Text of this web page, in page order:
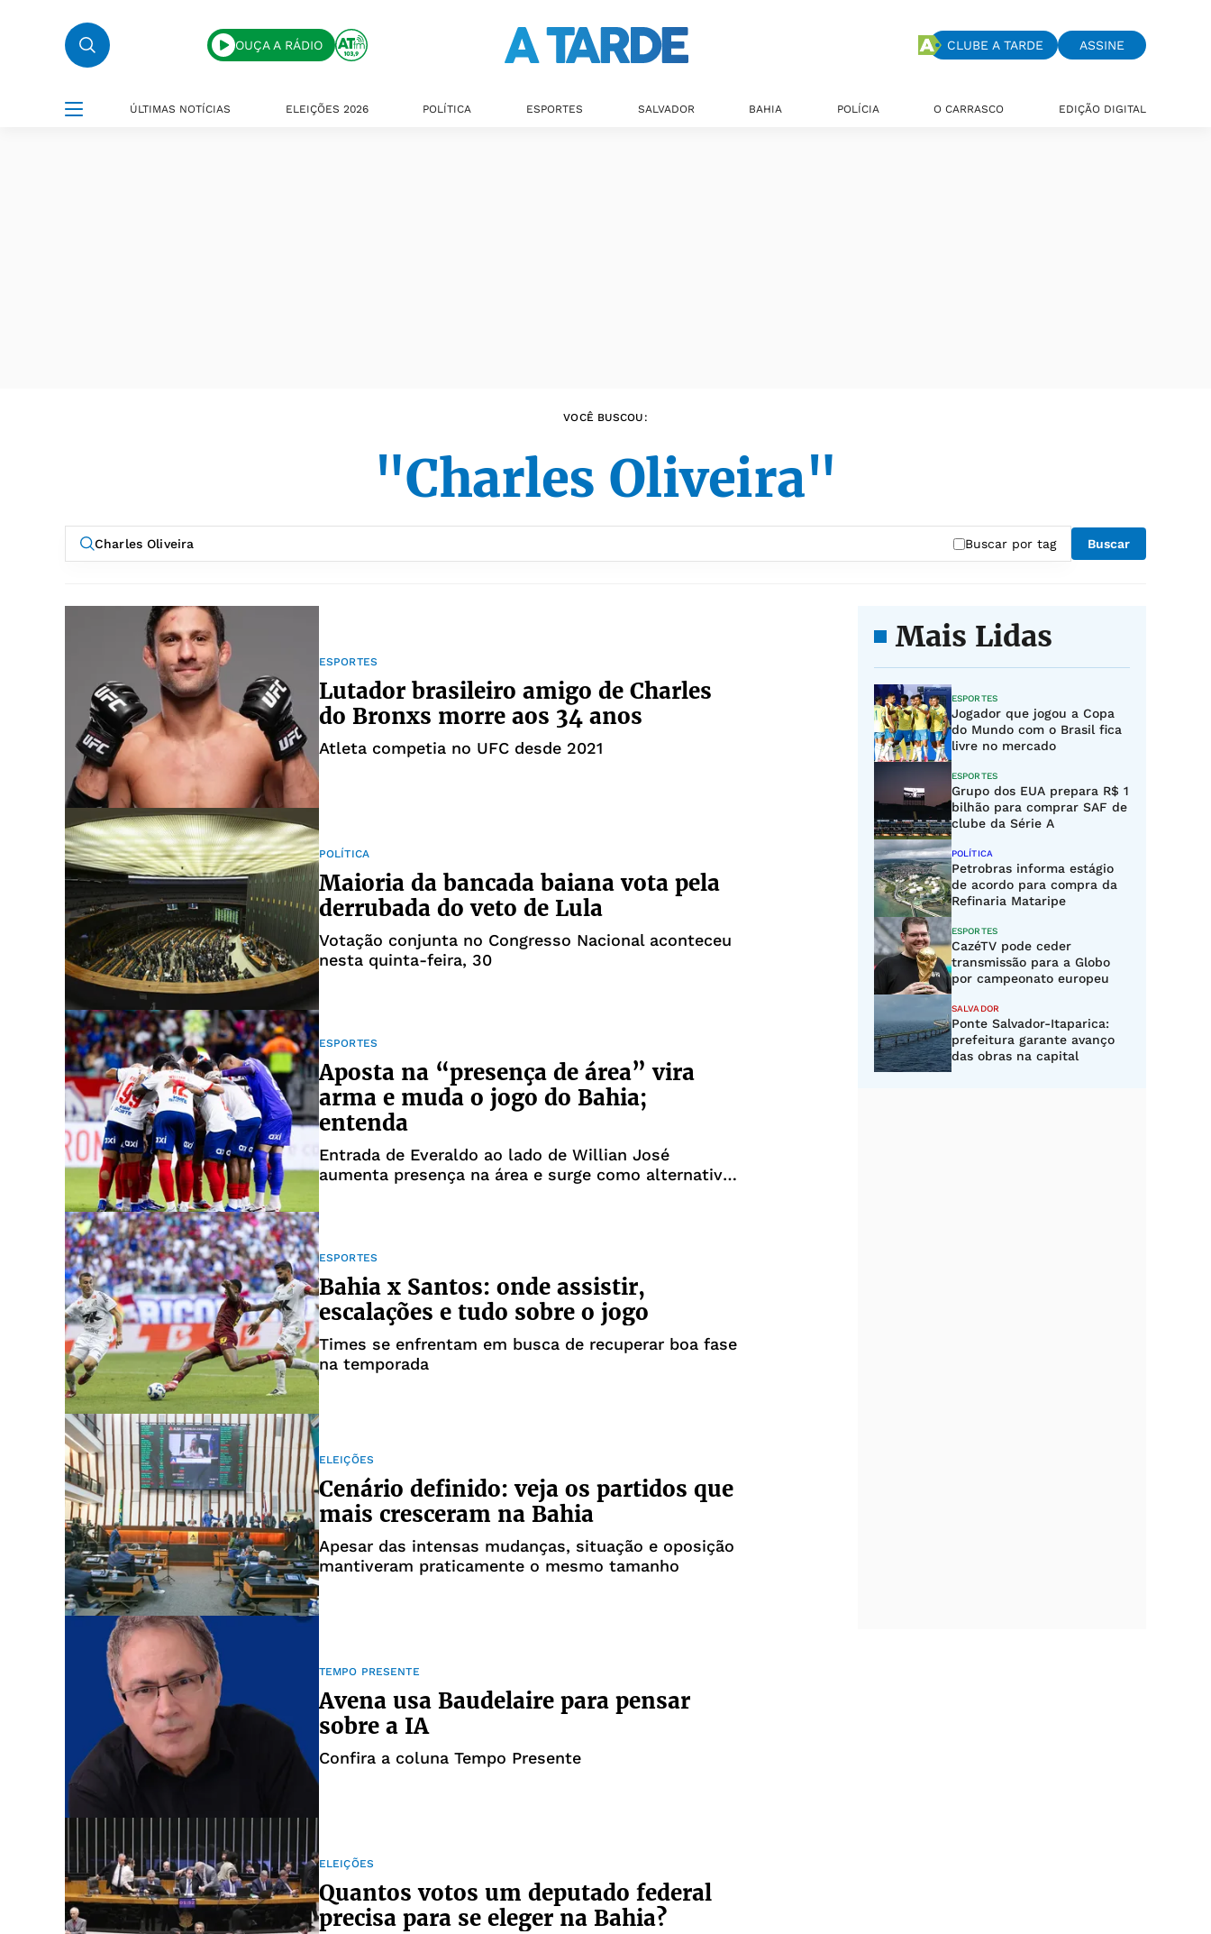
OUÇA A RÁDIO CLUBE A TARDE ASSINE
ÚLTIMAS NOTÍCIAS ELEIÇÕES 2026 POLÍTICA ESPORTES SALVADOR BAHIA POLÍCIA O CARRASCO EDIÇÃO DIGITAL
VOCÊ BUSCOU:
"Charles Oliveira"
Buscar por tag Buscar
ESPORTES
Lutador brasileiro amigo de Charles
do Bronxs morre aos 34 anos
Atleta competia no UFC desde 2021
POLÍTICA
Maioria da bancada baiana vota pela
derrubada do veto de Lula
Votação conjunta no Congresso Nacional aconteceu
nesta quinta-feira, 30
ESPORTES
Aposta na “presença de área” vira
arma e muda o jogo do Bahia;
entenda
Entrada de Everaldo ao lado de Willian José
aumenta presença na área e surge como alternativa
ESPORTES
Bahia x Santos: onde assistir,
escalações e tudo sobre o jogo
Times se enfrentam em busca de recuperar boa fase
na temporada
ELEIÇÕES
Cenário definido: veja os partidos que
mais cresceram na Bahia
Apesar das intensas mudanças, situação e oposição
mantiveram praticamente o mesmo tamanho
TEMPO PRESENTE
Avena usa Baudelaire para pensar
sobre a IA
Confira a coluna Tempo Presente
ELEIÇÕES
Quantos votos um deputado federal
precisa para se eleger na Bahia?
Mais Lidas
ESPORTES
Jogador que jogou a Copa
do Mundo com o Brasil fica
livre no mercado
ESPORTES
Grupo dos EUA prepara R$ 1
bilhão para comprar SAF de
clube da Série A
POLÍTICA
Petrobras informa estágio
de acordo para compra da
Refinaria Mataripe
ESPORTES
CazéTV pode ceder
transmissão para a Globo
por campeonato europeu
SALVADOR
Ponte Salvador-Itaparica:
prefeitura garante avanço
das obras na capital